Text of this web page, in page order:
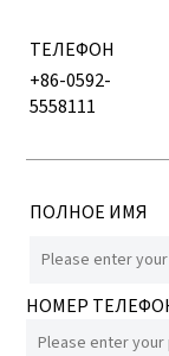
ТЕЛЕФОН
+86-0592-
5558111
ПОЛНОЕ ИМЯ
НОМЕР